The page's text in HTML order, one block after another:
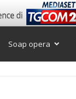
Soap opera